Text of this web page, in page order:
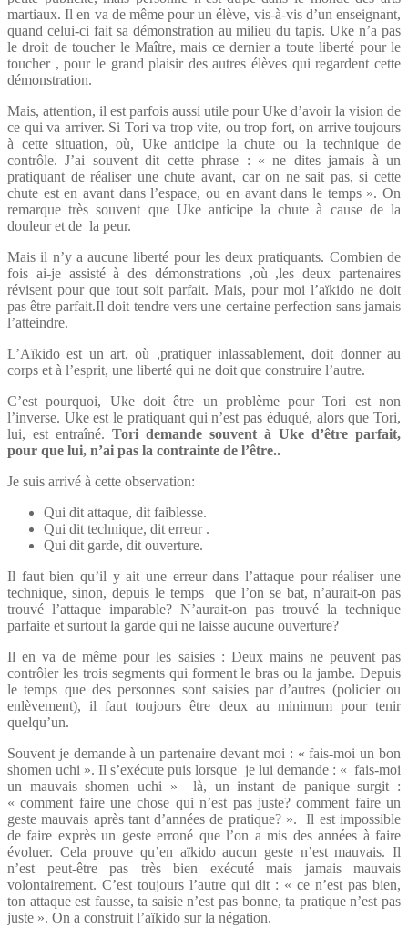
martiaux. Il en va de même pour un élève, vis-à-vis d’un enseignant,
quand celui-ci fait sa démonstration au milieu du tapis. Uke n’a pas
le droit de toucher le Maître, mais ce dernier a toute liberté pour le
toucher , pour le grand plaisir des autres élèves qui regardent cette
démonstration.
Mais, attention, il est parfois aussi utile pour Uke d’avoir la vision de
ce qui va arriver. Si Tori va trop vite, ou trop fort, on arrive toujours
à cette situation, où, Uke anticipe la chute ou la technique de
contrôle. J’ai souvent dit cette phrase : « ne dites jamais à un
pratiquant de réaliser une chute avant, car on ne sait pas, si cette
chute est en avant dans l’espace, ou en avant dans le temps ». On
remarque très souvent que Uke anticipe la chute à cause de la
douleur et de la peur.
Mais il n’y a aucune liberté pour les deux pratiquants. Combien de
fois ai-je assisté à des démonstrations ,où ,les deux partenaires
révisent pour que tout soit parfait. Mais, pour moi l’aïkido ne doit
pas être parfait.Il doit tendre vers une certaine perfection sans jamais
l’atteindre.
L’Aïkido est un art, où ,pratiquer inlassablement, doit donner au
corps et à l’esprit, une liberté qui ne doit que construire l’autre.
C’est pourquoi, Uke doit être un problème pour Tori est non
l’inverse. Uke est le pratiquant qui n’est pas éduqué, alors que Tori,
lui, est entraîné. Tori demande souvent à Uke d’être parfait,
pour que lui, n’ai pas la contrainte de l’être..
Je suis arrivé à cette observation:
Qui dit attaque, dit faiblesse.
Qui dit technique, dit erreur .
Qui dit garde, dit ouverture.
Il faut bien qu’il y ait une erreur dans l’attaque pour réaliser une
technique, sinon, depuis le temps que l’on se bat, n’aurait-on pas
trouvé l’attaque imparable? N’aurait-on pas trouvé la technique
parfaite et surtout la garde qui ne laisse aucune ouverture?
Il en va de même pour les saisies : Deux mains ne peuvent pas
contrôler les trois segments qui forment le bras ou la jambe. Depuis
le temps que des personnes sont saisies par d’autres (policier ou
enlèvement), il faut toujours être deux au minimum pour tenir
quelqu’un.
Souvent je demande à un partenaire devant moi : « fais-moi un bon
shomen uchi ». Il s’exécute puis lorsque je lui demande : « fais-moi
un mauvais shomen uchi » là, un instant de panique surgit :
« comment faire une chose qui n’est pas juste? comment faire un
geste mauvais après tant d’années de pratique? ». Il est impossible
de faire exprès un geste erroné que l’on a mis des années à faire
évoluer. Cela prouve qu’en aïkido aucun geste n’est mauvais. Il
n’est peut-être pas très bien exécuté mais jamais mauvais
volontairement. C’est toujours l’autre qui dit : « ce n’est pas bien,
ton attaque est fausse, ta saisie n’est pas bonne, ta pratique n’est pas
juste ». On a construit l’aïkido sur la négation.